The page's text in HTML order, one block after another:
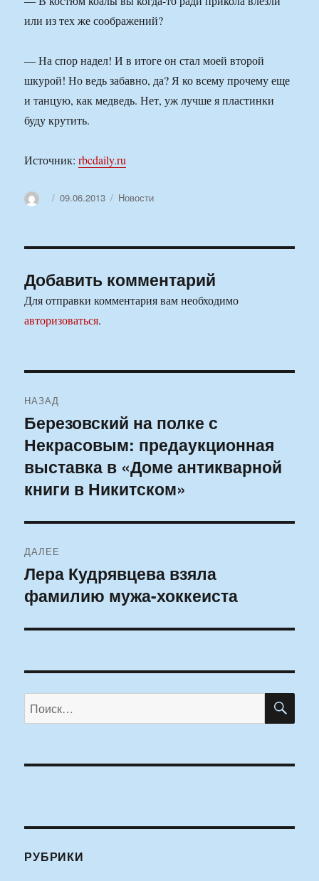
или из тех же соображений?
— На спор надел! И в итоге он стал моей второй
шкурой! Но ведь забавно, да? Я ко всему прочему еще
и танцую, как медведь. Нет, уж лучше я пластинки
буду крутить.
Источник:rbcdaily.ru
АвторОпубликовано
09.06.2013 Рубрики
Новости
Добавить комментарий
Для отправки комментария вам необходимо
авторизоваться.
по
записям
НАЗАД
Предыдущая
запись:
Березовский на полке с
Некрасовым: предаукционная
выставка в «Доме антикварной
книги в Никитском»
ДАЛЕЕ
Следующая
запись:
Лера Кудрявцева взяла
фамилию мужа-хоккеиста
Искать:
РУБРИКИ